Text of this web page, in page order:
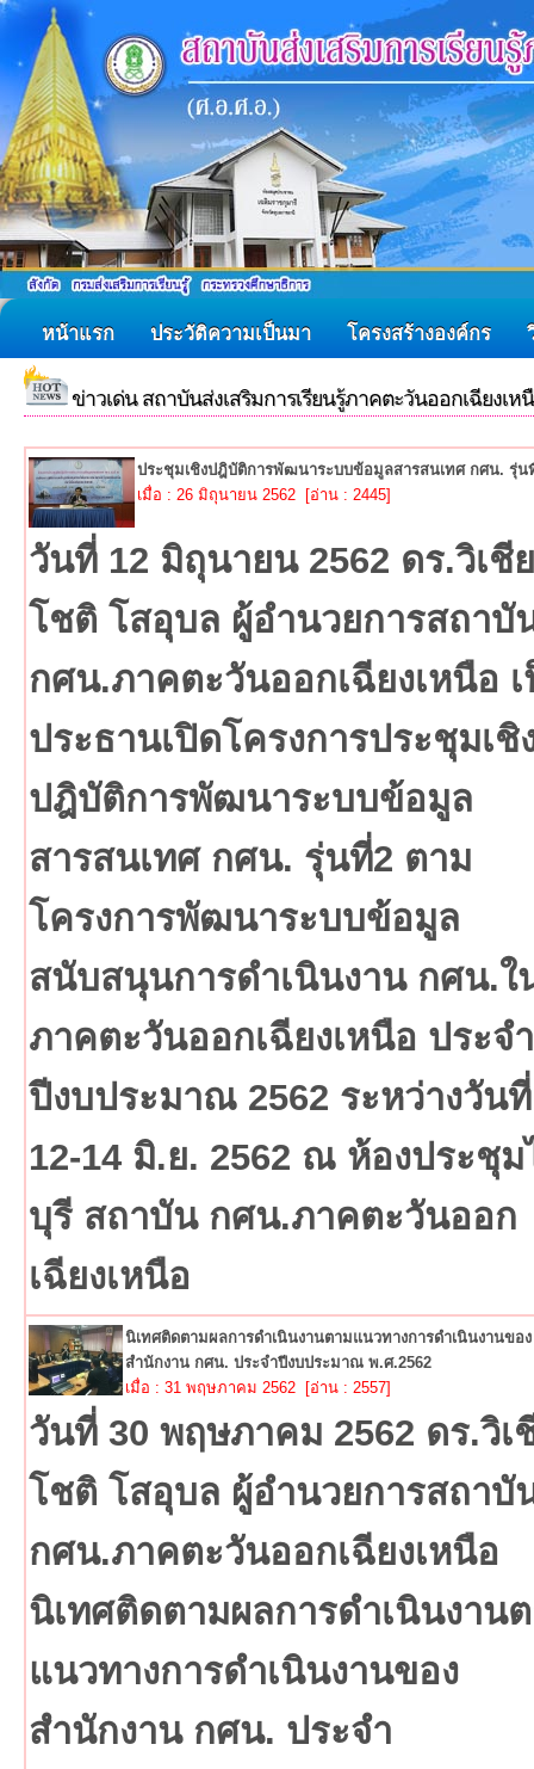
หน้าแรก ประวัติความเป็นมา โครงสร้างองค์กร
ข่าวเด่น สถาบันส่งเสริมการเรียนรู้ภาคตะวันออกเฉียงเห
ประชุมเชิงปฎิบัติการพัฒนาระบบข้อมูลสารสนเทศ กศน. รุ่น
เมื่อ : 26 มิถุนายน 2562 [อ่าน : 2445]
วันที่ 12 มิถุนายน 2562 ดร.วิเชี
โชติ โสอุบล ผู้อำนวยการสถาบั
กศน.ภาคตะวันออกเฉียงเหนือ
ประธานเปิดโครงการประชุมเชิ
ปฎิบัติการพัฒนาระบบข้อมูล
สารสนเทศ กศน. รุ่นที่2 ตาม
โครงการพัฒนาระบบข้อมูล
สนับสนุนการดำเนินงาน กศน.ใ
ภาคตะวันออกเฉียงเหนือ ประจำ
ปีงบประมาณ 2562 ระหว่างวันที่
12-14 มิ.ย. 2562 ณ ห้องประชุม
บุรี สถาบัน กศน.ภาคตะวันออก
เฉียงเหนือ
นิเทศติดตามผลการดำเนินงานตามแนวทางการดำเนินงานของ
สำนักงาน กศน. ประจำปีงบประมาณ พ.ศ.2562
เมื่อ : 31 พฤษภาคม 2562 [อ่าน : 2557]
วันที่ 30 พฤษภาคม 2562 ดร.วิเ
โชติ โสอุบล ผู้อำนวยการสถาบั
กศน.ภาคตะวันออกเฉียงเหนือ
นิเทศติดตามผลการดำเนินงาน
แนวทางการดำเนินงานของ
สำนักงาน กศน. ประจำ